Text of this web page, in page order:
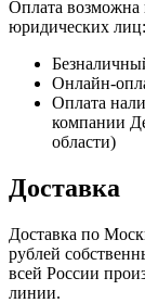
Оплата возможна
юридических лиц:
Онлайн-
Оплата
компании
области)
Доставка
Доставка по
рублей
всей России
линии.